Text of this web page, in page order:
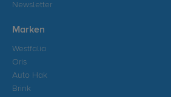
Newsletter
Marken
Westfalia
Oris
Auto Hak
Brink